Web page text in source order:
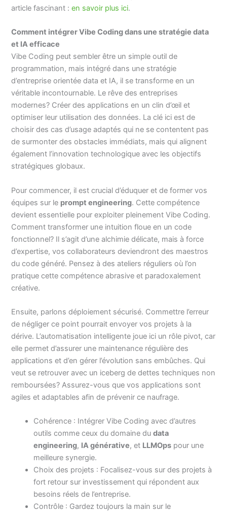
article fascinant :en savoir plus ici.
Comment intégrer Vibe Coding dans une stratégie data
et IA efficace
Vibe Coding peut sembler être un simple outil de
programmation, mais intégré dans une stratégie
d’entreprise orientée data et IA, il se transforme en un
véritable incontournable. Le rêve des entreprises
modernes? Créer des applications en un clin d’œil et
optimiser leur utilisation des données. La clé ici est de
choisir des cas d’usage adaptés qui ne se contentent pas
de surmonter des obstacles immédiats, mais qui alignent
également l’innovation technologique avec les objectifs
stratégiques globaux.
Pour commencer, il est crucial d’éduquer et de former vos
équipes sur le prompt engineering. Cette compétence
devient essentielle pour exploiter pleinement Vibe Coding.
Comment transformer une intuition floue en un code
fonctionnel? Il s’agit d’une alchimie délicate, mais à force
d’expertise, vos collaborateurs deviendront des maestros
du code généré. Pensez à des ateliers réguliers où l’on
pratique cette compétence abrasive et paradoxalement
créative.
Ensuite, parlons déploiement sécurisé. Commettre l’erreur
de négliger ce point pourrait envoyer vos projets à la
dérive. L’automatisation intelligente joue ici un rôle pivot, car
elle permet d’assurer une maintenance régulière des
applications et d’en gérer l’évolution sans embûches. Qui
veut se retrouver avec un iceberg de dettes techniques non
remboursées? Assurez-vous que vos applications sont
agiles et adaptables afin de prévenir ce naufrage.
Cohérence : Intégrer Vibe Coding avec d’autres
outils comme ceux du domaine dudata
engineering, IA générative, et LLMOps pour une
meilleure synergie.
Choix des projets : Focalisez-vous sur des projets à
fort retour sur investissement qui répondent aux
besoins réels de l’entreprise.
Contrôle : Gardez toujours la main sur le